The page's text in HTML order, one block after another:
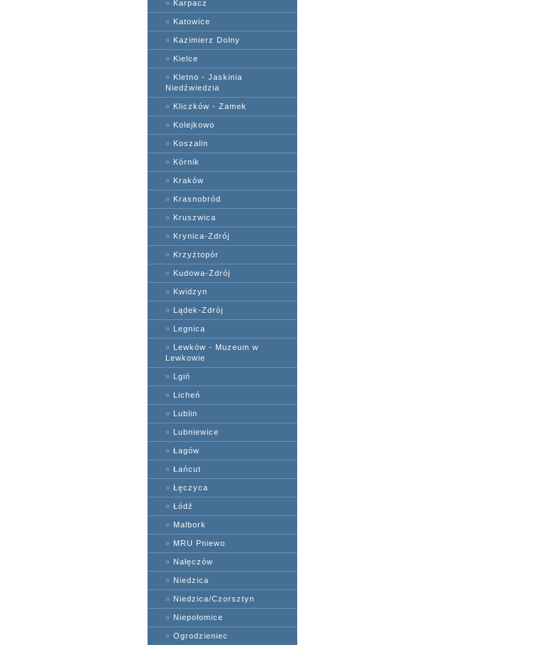
» Karpacz
» Katowice
» Kazimierz Dolny
» Kielce
» Kletno - Jaskinia
Niedźwiedzia
» Kliczków - Zamek
» Kolejkowo
» Koszalin
» Kórnik
» Kraków
» Krasnobród
» Kruszwica
» Krynica-Zdrój
» Krzyżtopór
» Kudowa-Zdrój
» Kwidzyn
» Lądek-Zdrój
» Legnica
» Lewków - Muzeum w
Lewkowie
» Lgiń
» Licheń
» Lublin
» Lubniewice
» Łagów
» Łańcut
» Łęczyca
» Łódź
» Malbork
» MRU Pniewo
» Nałęczów
» Niedzica
» Niedzica/Czorsztyn
» Niepołomice
» Ogrodzieniec